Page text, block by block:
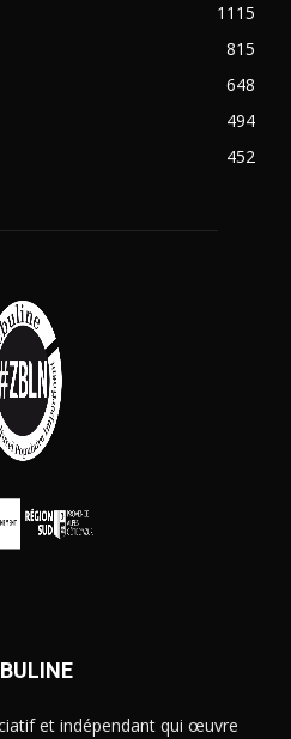
1115
815
648
494
452
et indépendant qui œuvre